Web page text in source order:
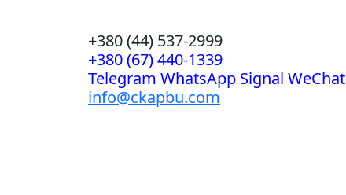
+380 (44) 537-2999
+380 (67) 440-1339
Telegram WhatsApp Signal WeChat
info@ckapbu.com